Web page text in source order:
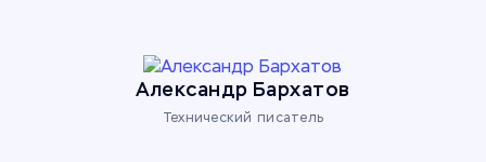
Александр Бархатов
Технический писатель